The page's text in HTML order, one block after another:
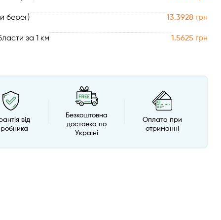
берег) 13.3928 грн
за 1 км 1.5625 грн
від
Безкоштовна
доставка по
Україні
Оплата при
отриманні